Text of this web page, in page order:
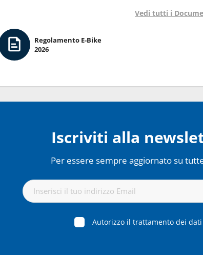
Vedi tutti i
Regolamento E-Bike
2026
Iscriviti alla
Per essere sempre aggiornato su
Autorizzo il trattamento dei